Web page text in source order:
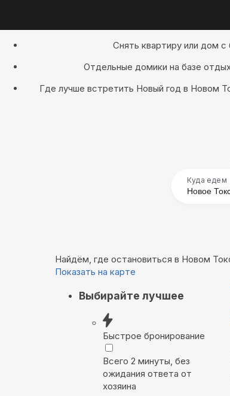
Снять квартиру или дом
Отдельные домики на базе
Где лучше встретить Новый год в Новом
Куда едем
Найдём, где остановиться в Новом
Показать на карте
Выбирайте лучшее
Быстрое бронирование
Всего 2 минуты, без
ожидания ответа от
хозяина